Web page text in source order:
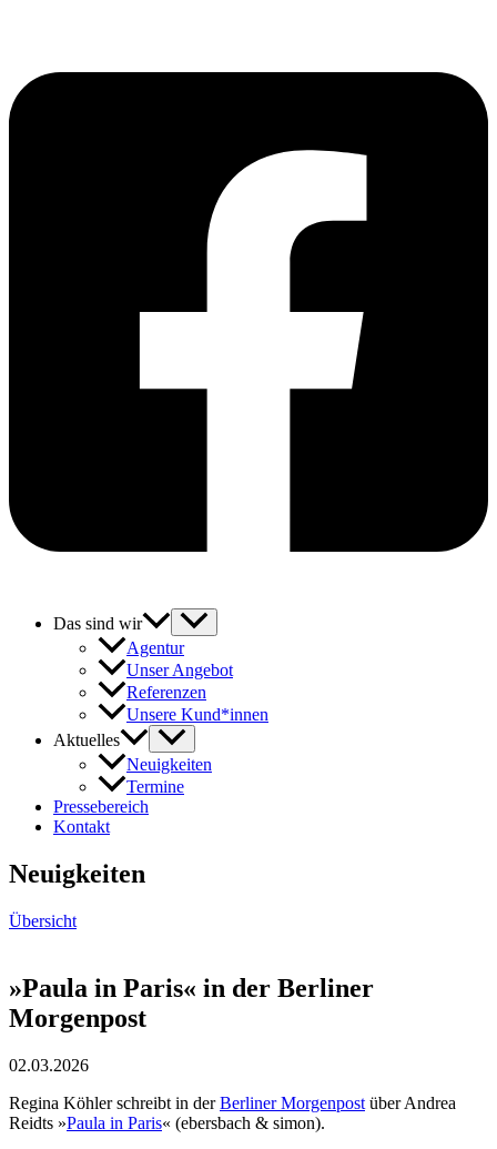
Das sind wir
Agentur
Unser Angebot
Referenzen
Unsere Kund*innen
Aktuelles
Neuigkeiten
Termine
Pressebereich
Kontakt
Neuigkeiten
Übersicht
»Paula in Paris« in der Berliner
Morgenpost
02.03.2026
Regina Köhler schreibt in derBerliner Morgenpost über Andrea
Reidts »Paula in Paris« (ebersbach & simon).